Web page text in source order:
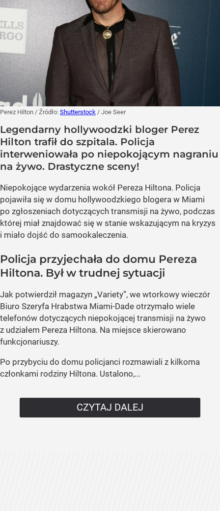
Perez Hilton / Źródło: Shutterstock / Joe Seer
Legendarny hollywoodzki bloger Perez
Hilton trafił do szpitala. Policja
interweniowała po niepokojącym nagraniu
na żywo. Drastyczne sceny!
Niepokojące wydarzenia wokół Pereza Hiltona. Policja
pojawiła się w domu hollywoodzkiego blogera w Miami
po zgłoszeniach dotyczących transmisji na żywo, podczas
której miał znajdować się w stanie wskazującym na kryzys
i miało dojść do samookaleczenia.
Policja przyjechała do domu Pereza
Hiltona. Był w trudnej sytuacji
Jak potwierdził magazyn „Variety”, we wtorkowy wieczór
Biuro Szeryfa Hrabstwa Miami-Dade otrzymało wiele
telefonów dotyczących niepokojącej transmisji na żywo
z udziałem Pereza Hiltona. Na miejsce skierowano
funkcjonariuszy.
Po przybyciu do domu policjanci rozmawiali z kilkoma
członkami rodziny Hiltona. Ustalono,...
CZYTAJ DALEJ